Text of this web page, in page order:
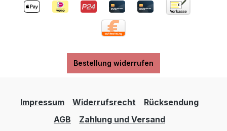
Bestellung widerrufen
Impressum Widerrufsrecht
Rücksendung
AGB
Zahlung und Versand